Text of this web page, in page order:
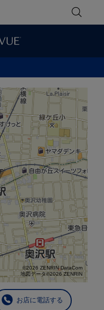
©2026 ZENRIN DataCom
地図データ©2026 ZENRIN
お店に電話する